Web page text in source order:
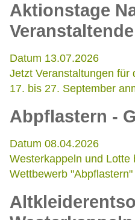
Aktionstage
Datum 13.07.2026
Jetzt Veranstaltungen für
17. bis 27. September
Abpflastern -
Datum 08.04.2026
Westerkappeln und Lotte
Wettbewerb "Abpflastern"